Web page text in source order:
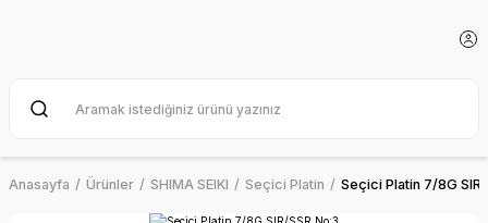
Anasayfa Ürünler SHIMA SEIKI Seçici Platin Seçici Platin 7/8G SIR/